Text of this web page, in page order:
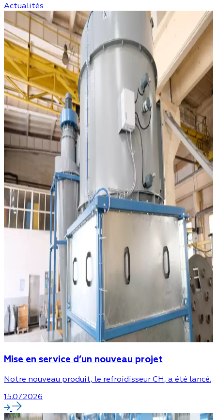
Actualités
Mise en service d’un nouveau projet
Notre nouveau produit, le refroidisseur CH, a été lancé.
15.07.2026